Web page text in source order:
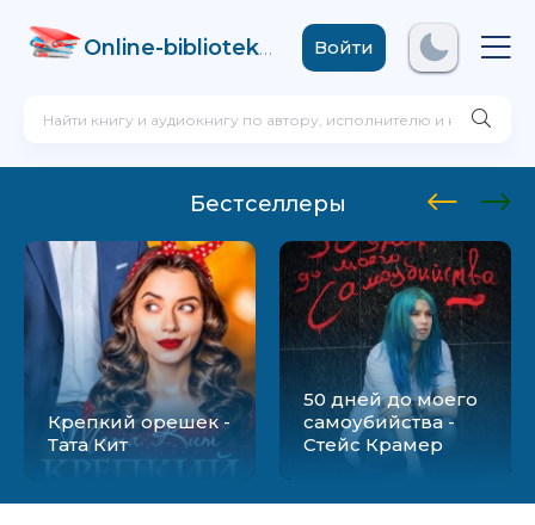
Online-biblioteka .comВойти
Бестселлеры
Крепкий орешек -
Тата Кит
50 дней до моего
самоубийства -
Стейс Крамер